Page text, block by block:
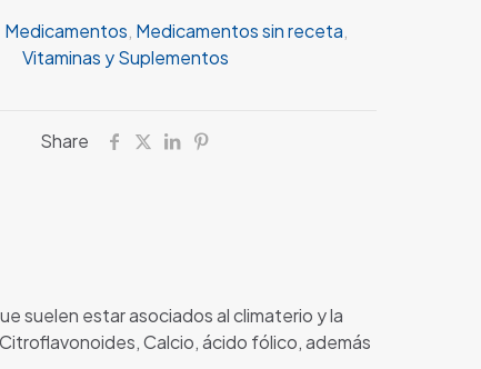
Medicamentos Medicamentos sin receta
Vitaminas y Suplementos
Share
suelen estar asociados al climaterio y la
Calcio, ácido fólico, además